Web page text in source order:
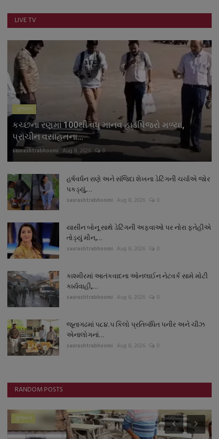
નાણાંકીય સમાચાર
સ્થાનિક સમાચાર
સ્પોર્ટ્સ
રાશિફળ
ગુનાખોરી
બોલિવૂડ
સ્વાસ્થ્ય
LIVE TV
ગુજરાત
કચ્છના રણમાં 100થી વધુ માનવ હાડપિંજરો મળ્યા,
પ્રાચીન વસાહતના...
saurashtrabhoomi Aug 8, 2026 0
હર્ષવર્ધન રાણે અને સંજિદા શેખના ડેટિંગની ચર્ચાએ જોર
પકડ્યું,...
saurashtrabhoomi Aug 8, 2026 0
યાસીન બોનૂ સાથે ડેટિંગની અફવાઓ પર નોરા ફતેહીએ
તોડ્યું મૌન,...
saurashtrabhoomi Aug 8, 2026 0
કાશ્મીરમાં આતંકવાદના ઓનલાઈન નેટવર્ક સામે મોટી
કાર્યવાહી,...
saurashtrabhoomi Aug 8, 2026 0
જૂનાગઢમાં ૫૮૪.૫ કિલો પ્રતિબંધિત પનીર અને ચીઝ
એનાલોગનાં...
saurashtrabhoomi Aug 8, 2026 0
RANDOM POSTS
ગુજરાત